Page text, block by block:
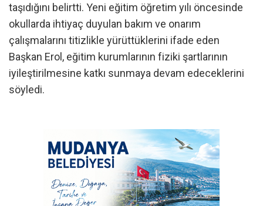
taşıdığını belirtti. Yeni eğitim öğretim yılı öncesinde
okullarda ihtiyaç duyulan bakım ve onarım
çalışmalarını titizlikle yürüttüklerini ifade eden
Başkan Erol, eğitim kurumlarının fiziki şartlarının
iyileştirilmesine katkı sunmaya devam edeceklerini
söyledi.